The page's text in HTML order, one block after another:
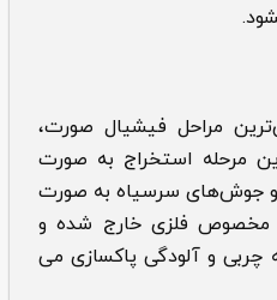
مراحل فیشیال صورت،
مرحله استخراج به صورت
و جوش‌های سرسیاه به صورت
مخصوص فلزی خارج شده و
چربی و آلودگی پاکسازی می